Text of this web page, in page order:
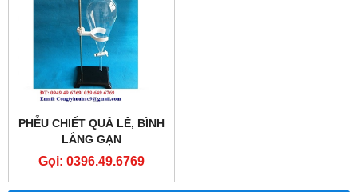
PHỄU CHIẾT QUẢ LÊ, BÌNH
LẮNG GẠN
Gọi: 0396.49.6769